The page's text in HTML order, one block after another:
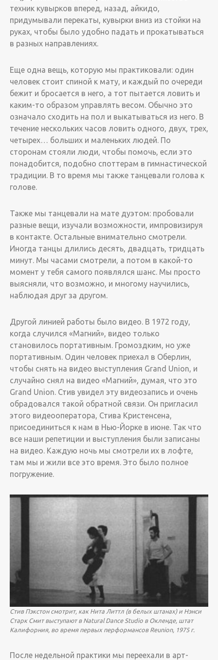
техник кувырков вперед, назад, айкидо,
придумывали перекаты, кувырки вниз из стойки на
руках, чтобы было удобно падать и прокатываться
в разных направлениях.
Еще одна вещь, которую мы практиковали: один
человек стоит спиной к мату, и каждый по очереди
бежит и бросается в него, а тот пытается ловить и
каким-то образом управлять весом. Обычно это
означало сходить на пол и выкатываться из него. В
течение нескольких часов ловить одного, двух, трех,
четырех… больших и маленьких людей. По
сторонам стояли люди, чтобы помочь, если это
понадобится, подобно споттерам в гимнастической
традиции. В то время мы также танцевали голова к
голове.
Также мы танцевали на мате дуэтом: пробовали
разные вещи, изучали возможности, импровизируя
в контакте. Остальные внимательно смотрели.
Иногда танцы длились десять, двадцать, тридцать
минут. Мы часами смотрели, а потом в какой-то
момент у тебя самого появлялся шанс. Мы просто
выясняли, что возможно, и многому научились,
наблюдая друг за другом.
Другой линией работы было видео. В 1972 году,
когда случился «Магний», видео только
становилось портативным. Громоздким, но уже
портативным. ­Один человек приехал в Оберлин,
чтобы снять на видео выступления Grand Union, и
случайно снял на видео «Магний», думая, что это
Grand Union. Стив увидел эту видеозапись и очень
обрадовался такой обратной связи. Он пригласил
этого видеооператора, Стива Кристенсена,
присоединиться к нам в Нью-Йорке в июне. ­Так что
все наши репетиции и выступления были записаны
на видео. Каждую ночь мы смотрели их в лофте,
там мы и жили все это время. Это было полное
погружение.
Стив Пэкстон смотрит, как Нита Литтл (в белых штанах) и Нэнси
Старк Смит выступают в Natural Dance Studio в Окленде, штат
Калифорния, во время первых перформансов Reunion, 1975 г.
После недельной практики мы переехали в арт-